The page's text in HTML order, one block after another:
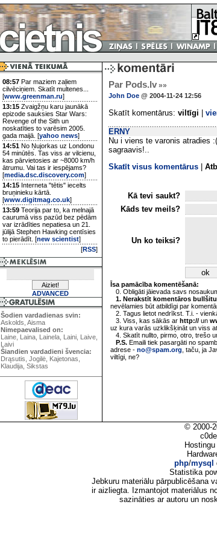
08:57 Par maziem zaļiem
cilvēciņiem. Skatīt multenes...
[www.greenman.ru]
13:15 Zvaigžņu karu jaunākā
epizode sauksies Star Wars:
Revenge of the Sith un
noskatīties to varēsim 2005.
gada maijā. [yahoo news]
14:51 No Ņujorkas uz Londonu
54 minūtēs. Tas viss ar vilcienu,
kas pārvietosies ar ~8000 km/h
ātrumu. Vai tas ir iespējams?
[media.dsc.discovery.com]
14:15 Interneta "tētis" iecelts
bruņinieku kārtā.
[www.digitmag.co.uk]
13:59 Teorija par to, ka melnajā
caurumā viss pazūd bez pēdām
var izrādīties nepatiesa un 21.
jūlijā Stephen Hawking centīsies
to pierādīt. [new scientist]
[RSS]
ADVANCED
Šodien vardadienas svin:
Askolds, Aisma
Nimepaevalised on:
Laine, Laina, Lainela, Laini, Laive,
Laivi
Šiandien vardadieni švencia:
Drąsutis, Jogilė, Kajetonas,
Klaudija, Sikstas
Par Pods.lv »»
John Doe @ 2004-11-24 12:56
Skatīt komentārus: viltīgi
ERNY
Nu i viens te varonis atradies
sagraavis!..
Skatīt visus komentārus
Kā tevi saukt?
Kāds tev meils?
Un ko teiksi?
Īsa pamācība komentēšanā:
0. Obligāti jāievada savs
1. Nerakstīt komentāros
nevēlamies būt atbildīgi par
2. Tagus lietot nedrīkst. T.i. -
3. Viss, kas sākās ar http:// un
uz kura varās uzklikšķināt un viss
4. Skatīt nullto, pirmo, otro, trešo
P.S. Emaili tiek pasargāti no
adrese - no@spam.org , taču, ja
viltīgi, ne?
© 2000-
php/mysql
Statistika
Jebkuru materiālu pārpublicēšana
ir aizliegta. Izmantojot materiālus
sazināties ar autoru un